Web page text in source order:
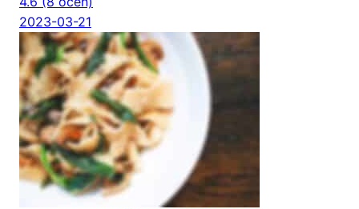
2023-03-21